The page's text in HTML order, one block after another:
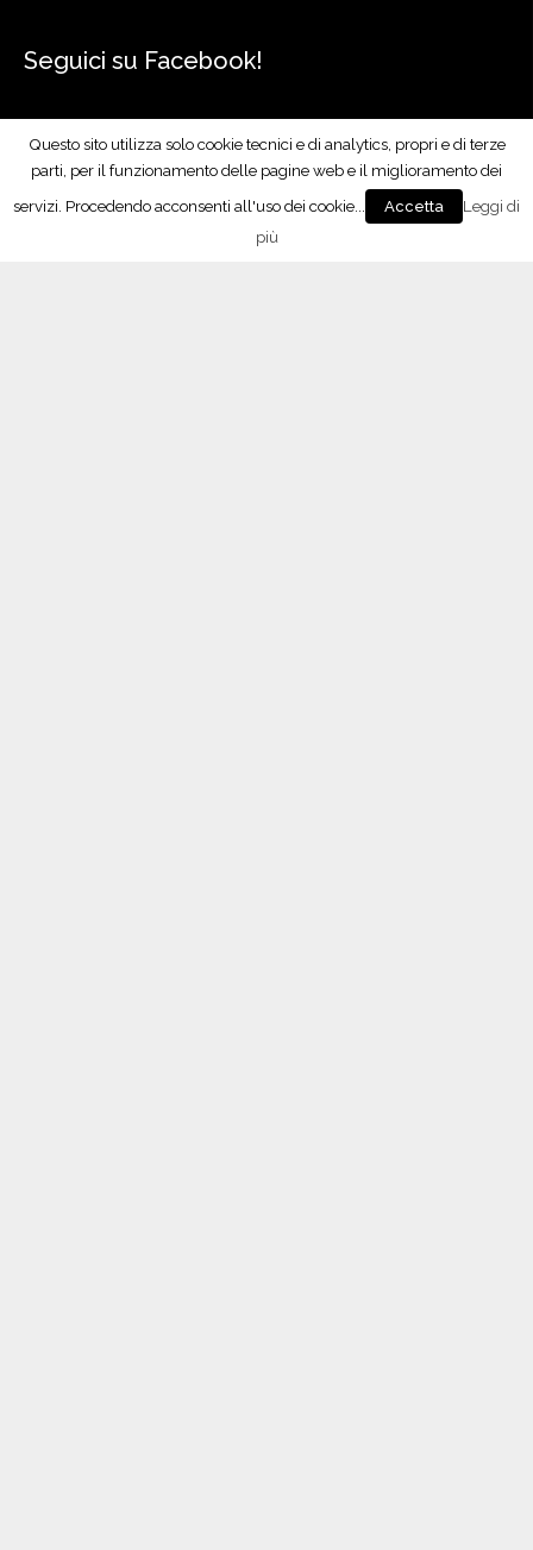
Seguici su Facebook!
Questo sito utilizza solo cookie tecnici e di analytics, propri e di terze
parti, per il funzionamento delle pagine web e il miglioramento dei
servizi. Procedendo acconsenti all'uso dei cookie...
Accetta
Leggi di
più